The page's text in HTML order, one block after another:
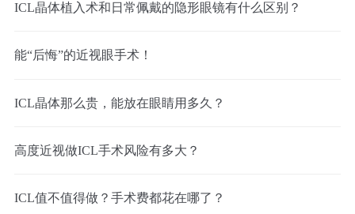
ICL晶体植入术和日常佩戴的隐形眼镜有什么区别？
能“后悔”的近视眼手术！
ICL晶体那么贵，能放在眼睛用多久？
高度近视做ICL手术风险有多大？
ICL值不值得做？手术费都花在哪了？